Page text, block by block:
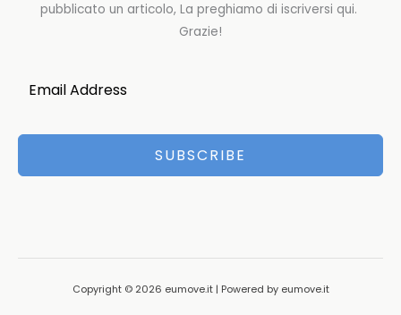
pubblicato un articolo, La preghiamo di iscriversi qui.
Grazie!
SUBSCRIBE
Copyright © 2026 eumove.it | Powered by eumove.it